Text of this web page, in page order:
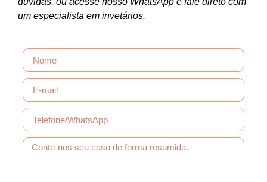
um especialista em invetários.